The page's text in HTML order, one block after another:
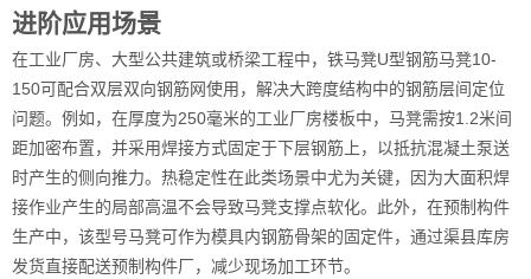
进阶应用场景
在工业厂房、大型公共建筑或桥梁工程中，铁马凳U型钢筋马凳10-
150可配合双层双向钢筋网使用，解决大跨度结构中的钢筋层间定位
问题。例如，在厚度为250毫米的工业厂房楼板中，马凳需按1.2米间
距加密布置，并采用焊接方式固定于下层钢筋上，以抵抗混凝土泵送
时产生的侧向推力。热稳定性在此类场景中尤为关键，因为大面积焊
接作业产生的局部高温不会导致马凳支撑点软化。此外，在预制构件
生产中，该型号马凳可作为模具内钢筋骨架的固定件，通过渠县库房
发货直接配送预制构件厂，减少现场加工环节。